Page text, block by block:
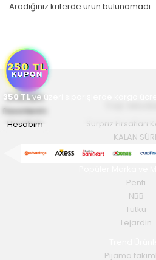
Aradığınız kriterde ürün bulunamadı
350 TLve üzeri siparişlerde kargo
Anasayfa
Favorilerim
Hesabım
Yaz
Sürpriz Fırsatları
KALAN
Penti
NBB
Tutku
Lejardin
Pijama